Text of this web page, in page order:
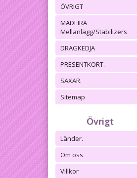
ÖVRIGT
MADEIRA
Mellanlägg/Stabilizers
DRAGKEDJA
PRESENTKORT.
SAXAR.
Sitemap
Övrigt
Länder.
Om oss
Villkor